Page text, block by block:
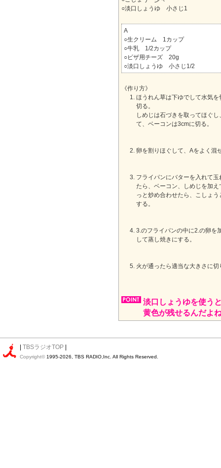
○淡口しょうゆ 小さじ1
A
○生クリーム 1カップ
○牛乳 1/2カップ
○ピザ用チーズ 20g
○淡口しょうゆ 小さじ1/2
《作り方》
ほうれん草は下ゆでして水気
切る。
しめじは石づきを取ってほぐ
て、ベーコンは3cmに切る。
卵を割りほぐして、Aをよく混
フライパンにバターを入れて
たら、ベーコン、しめじを加
っと炒め合わせたら、こしょ
する。
3.のフライパンの中に2.の卵を
して蒸し焼きにする。
火が通ったら適当な大きさに切
淡口しょうゆを使う
黄色が残せるんだよ
TBSラジオTOP
Copyright© 1995-2026, TBS RADIO,Inc. All Rights Reserved.